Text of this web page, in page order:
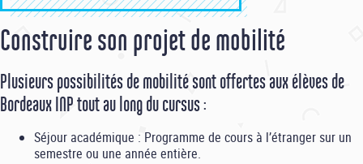
Construire son projet de mobilité
Plusieurs possibilités de mobilité sont offertes aux élèves de
Bordeaux INP tout au long du cursus :
Séjour académique : Programme de cours à l’étranger sur un
semestre ou une année entière.